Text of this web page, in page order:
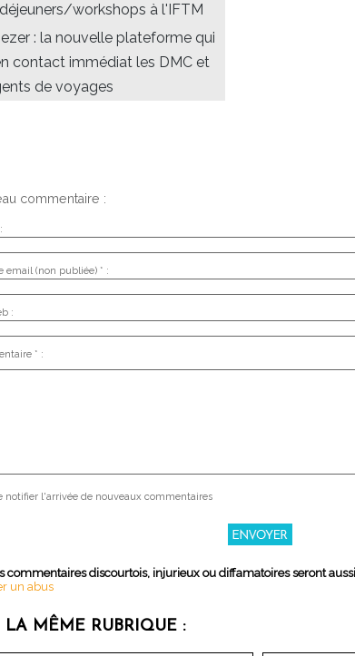
workshops à l'IFTM
: la nouvelle plateforme qui
contact immédiat les DMC et
de voyages
commentaire :
email (non publiée) * :
:
* :
notifier l'arrivée de nouveaux commentaires
commentaires discourtois, injurieux ou diffamatoires seront
un abus
LA MÊME RUBRIQUE :